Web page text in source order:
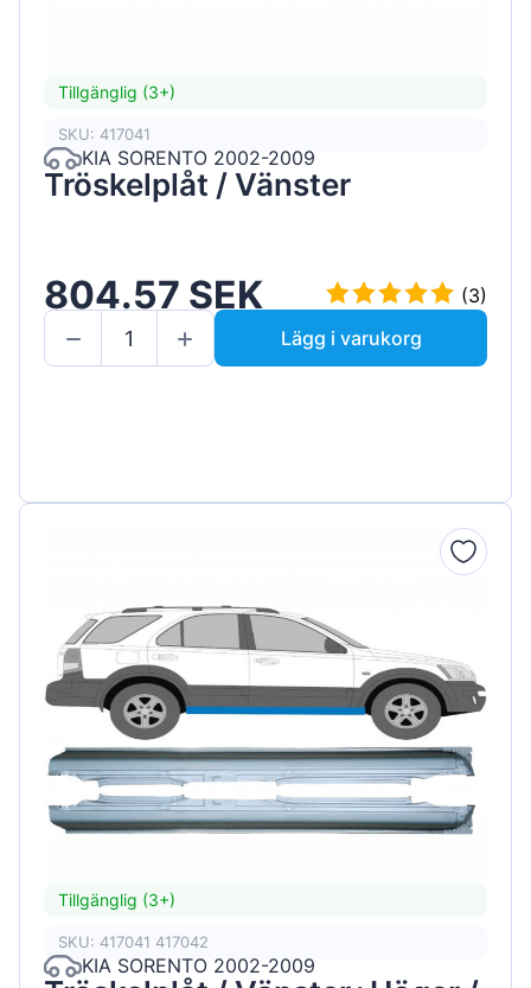
Tillgänglig (3+)
SKU: 417041
KIA SORENTO 2002-2009
Tröskelplåt / Vänster
804.57 SEK
(3)
Lägg i varukorg
Tillgänglig (3+)
SKU: 417041 417042
KIA SORENTO 2002-2009